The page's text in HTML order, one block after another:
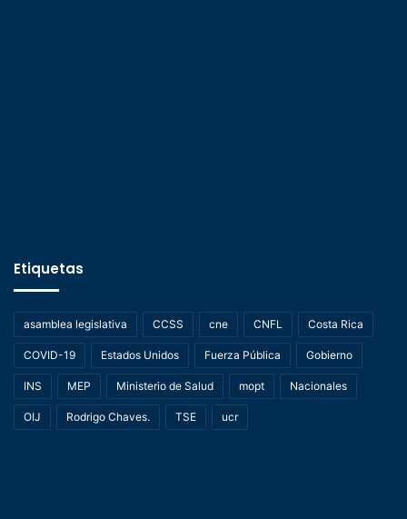
Etiquetas
asamblea legislativa CCSS cne CNFL Costa Rica
COVID-19 Estados Unidos Fuerza Pública Gobierno
INS MEP Ministerio de Salud mopt Nacionales
OIJ Rodrigo Chaves. TSE ucr